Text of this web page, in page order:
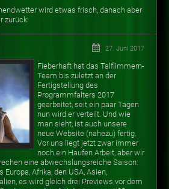
wird etwas frisch, danach aber
zurück!
27. Juni 2017
Fieberhaft hat das Talflimmern-
Team bis zuletzt an der
Fertigstellung des
Programmfalters 2017
gearbeitet, seit ein paar Tagen
nun wird er verteilt. Und wie
man sieht, ist auch unsere
neue Website (nahezu) fertig.
Vor uns liegt jetzt zwar immer
noch ein Haufen Arbeit, aber wir
eine abwechslungsreiche Saison:
Afrika, den USA, Asien,
es wird gleich drei Previews vor dem